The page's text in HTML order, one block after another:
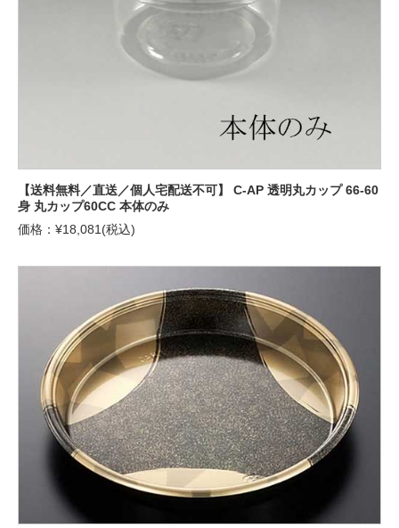
【送料無料／直送／個人宅配送不可】 C-AP 透明丸カップ 66-60
身 丸カップ60CC 本体のみ
価格：¥18,081(税込)